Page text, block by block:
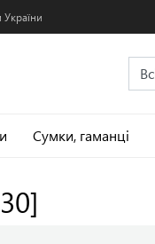
Сумки, гаманці